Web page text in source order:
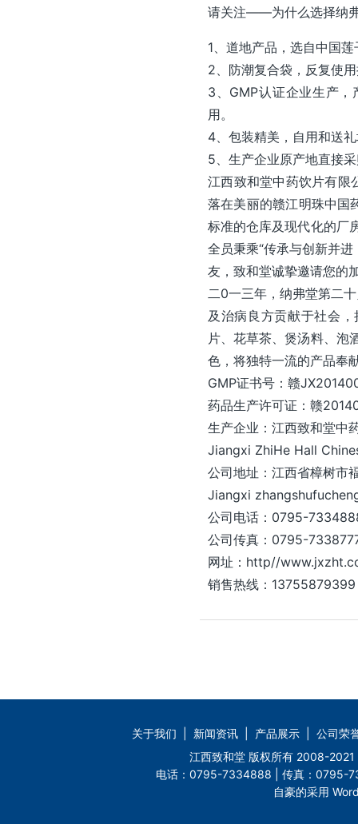
请关注——为什么选择纳
1、道地产品，选自中国
2、防潮复合袋，反复使
3、GMP认证企业生产
用。
4、包装精美，自用和送
5、生产企业原产地直接
江西致和堂中药饮片有限
落在美丽的赣江明珠中国
标准的仓库及现代化的厂
全员秉乘“传承与创新并
友，致和堂诚挚邀请您的
二0一三年，纳弗堂第二
及治病良方贡献于社会
片、花草茶、煲汤料、泡
色，将独特一流的产品奉
GMP证书号：赣
药品生产许可证：赣
生产企业：江西致和堂中
Jiangxi ZhiHe Hall
公司地址：江西省樟树市
Jiangxi
公司电话：0795-
公司传真：0795-
网址：http//
销售热线：13755879399
关于我们 新闻资讯 产品展示
公司荣
江西致和堂 版权所有 2008-
电话：0795-7334888 | 传真：0795-
自豪的采用